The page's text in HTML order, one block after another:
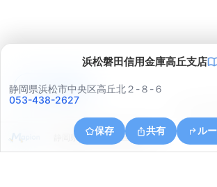
浜松磐田信用金庫高丘支店
静岡県浜松市中央区高丘北２-８-６
053-438-2627
保存 共有 ル
静岡県浜松市中央区初生町
アプリで見る